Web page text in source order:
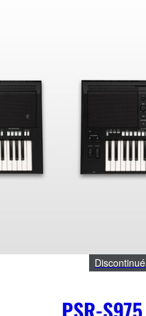
Discontinué